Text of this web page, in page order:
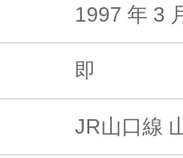
1997 年
即
JR山口線